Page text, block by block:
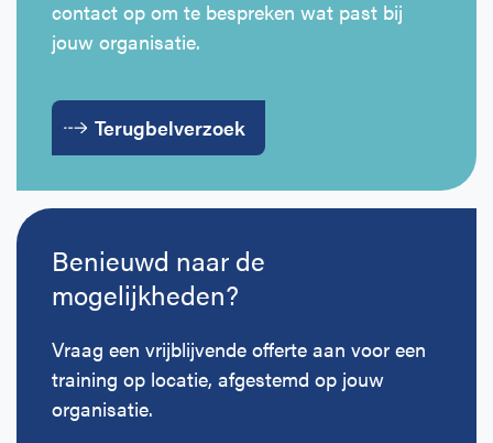
Horeca
BHV voor retail en winkels
BHV voor Primair Onderwijs
BHV voor Voortgezet Onderwijs
EHBO voor (para-)medici
EHBO voor Sportclubs
Reanimatie en AED voor (para-) medici
Over Ons
Levensreddend handelen voor iedereen
Werken bij Schok & Pomp
Contact
Zakelijk veelgestelde vragen
Offerte aanvragen
Direct boeken
Inloggen
Incompany offerte
Inloggen
contact op om te bespreken wat past bij
jouw organisatie.
Terugbelverzoek
Benieuwd naar de
mogelijkheden?
Vraag een vrijblijvende offerte aan voor een
training op locatie, afgestemd op jouw
organisatie.